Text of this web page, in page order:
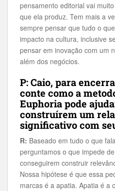
pensamento editorial vai
que ela produz. Tem mais a
sempre pensar que tudo o
impacto na cultura, inclusive
pensar em inovação com um
além dos negócios.
P: Caio, para
conte como a
Euphoria pode
construírem um
significativo com
R: Baseado em tudo o que
perguntamos o que impede
conseguirem construir
Nossa hipótese é que essa
marcas é a apatia. Apatia é a